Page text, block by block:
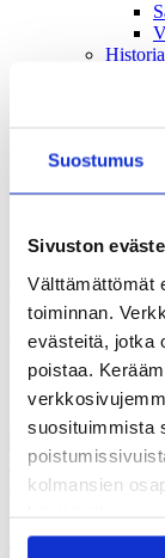
Suostumus
Sivuston
Välttämättömät
toiminnan.
evästeitä, jotka
poistaa.
suosituimmista
kolmansien
saattaa estää
Historia
Tee
Yhteystiedot
Tilaa uutiskirje
uraohjaus
Ajankohtaista